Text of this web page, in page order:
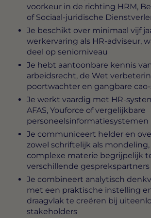
voorkeur in de richting HRM,
of Sociaal-juridische
Je beschikt over minimaal vijf
werkervaring als HR-adviseur,
deel op seniorniveau
Je hebt aantoonbare kennis
arbeidsrecht, de Wet
poortwachter en gangbare
Je werkt vaardig met HR-
AFAS, Youforce of vergelijkbare
personeelsinformatiesystemen
Je communiceert helder en
zowel schriftelijk als
complexe materie begrijpelijk
verschillende gesprekspartners
Je combineert analytisch
met een praktische instelling
draagvlak te creëren bij
stakeholders